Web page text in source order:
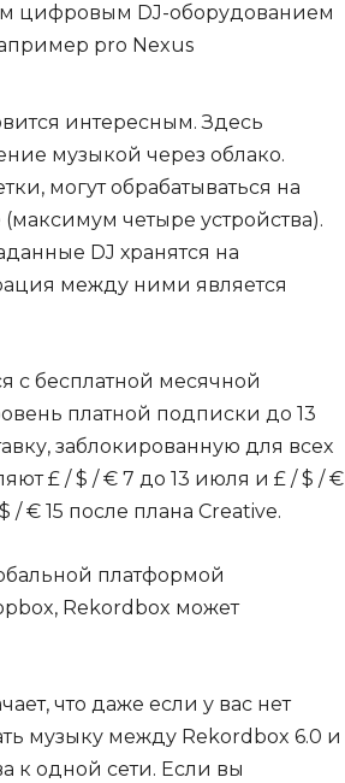
цифровым DJ-оборудованием
pro Nexus
интересным. Здесь
музыкой через облако.
могут обрабатываться на
четыре устройства).
DJ хранятся на
между ними является
с бесплатной месячной
платной подписки до 13
заблокированную для всех
£ / $ / € 7 до 13 июля и £ / $ / €
/ € 15 после плана Creative.
платформой
Rekordbox может
что даже если у вас нет
музыку между Rekordbox 6.0 и
к одной сети. Если вы